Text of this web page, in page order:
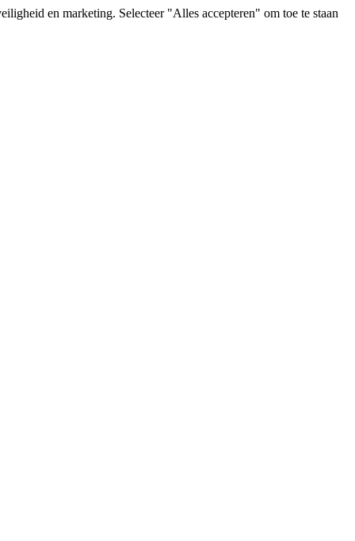
en marketing. Selecteer "Alles accepteren" om toe te staan